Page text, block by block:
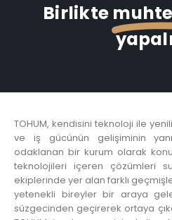
Birlikte
TOHUM, kendisini teknoloji ile
ve iş gücünün gelişiminin
odaklanan bir kurum olarak
teknolojileri içeren çözümleri
ekiplerinde yer alan farklı
yetenekli bireyler bir araya
süzgecinden geçirerek ortaya